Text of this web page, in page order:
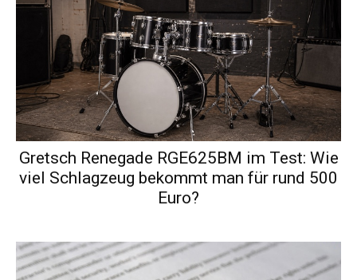
Gretsch Renegade RGE625BM im Test: Wie
viel Schlagzeug bekommt man für rund 500
Euro?